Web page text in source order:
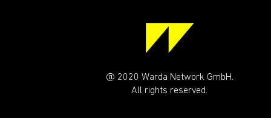
@ 2020 Warda Network GmbH.
All rights reserved.